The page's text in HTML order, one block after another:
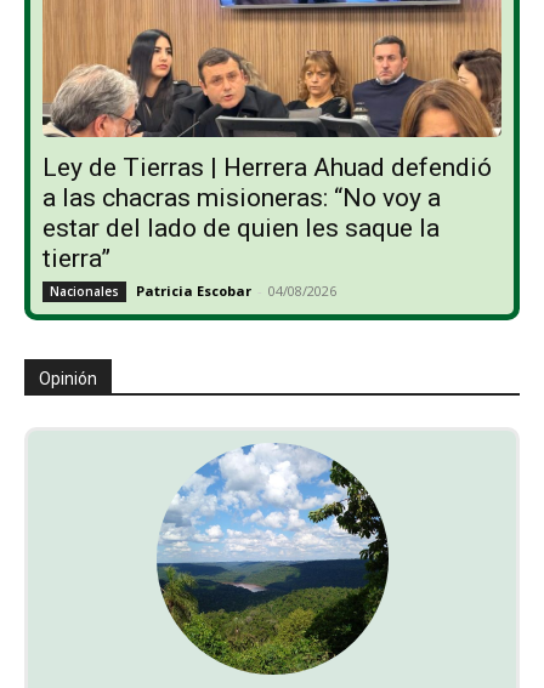
Ley de Tierras | Herrera Ahuad defendió
a las chacras misioneras: “No voy a
estar del lado de quien les saque la
tierra”
Nacionales Patricia Escobar - 04/08/2026
Opinión